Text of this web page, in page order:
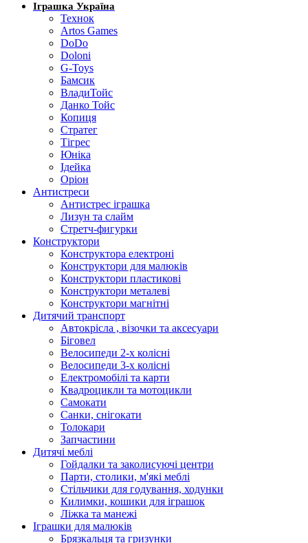
Іграшка Україна
Технок
Artos Games
DoDo
Doloni
G-Toys
Бамсик
ВладиТойс
Данко Тойс
Копиця
Стратег
Тігрес
Юніка
Ідейка
Оріон
Антистреси
Антистрес іграшка
Лизун та слайм
Стретч-фигурки
Конструктори
Конструктора електроні
Конструктори для малюків
Конструктори пластикові
Конструктори металеві
Конструктори магнітні
Дитячий транспорт
Автокрісла , візочки та аксесуари
Біговел
Велосипеди 2-х колісні
Велосипеди 3-х колісні
Електромобілі та карти
Квадроцикли та мотоцикли
Самокати
Санки, снігокати
Толокари
Запчастини
Дитячі меблі
Гойдалки та заколисуючі центри
Парти, столики, м'які меблі
Стільчики для годування, ходунки
Килимки, кошики для іграшок
Ліжка та манежі
Іграшки для малюків
Брязкальця та гризунки